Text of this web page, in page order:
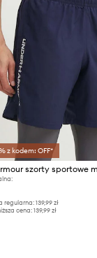
z kodem: OFF*
regularna:139,99 zł
cena:139,99 zł